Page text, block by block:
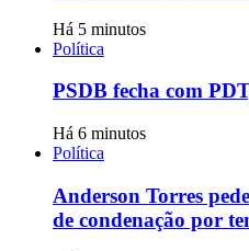
Há 5 minutos
Política
PSDB fecha com
Há 6 minutos
Política
Anderson Torres
de condenação por